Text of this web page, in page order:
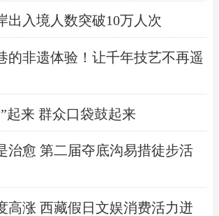
出入境人数突破10万人次
的非遗体验！让千年技艺不再遥
起来 群众口袋鼓起来
治愈 第二届夺底沟易措徒步活
高涨 西藏假日文娱消费活力迸